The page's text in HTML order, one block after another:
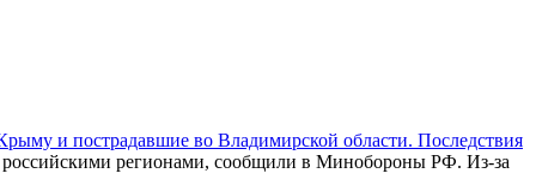
и пострадавшие во Владимирской области. Последствия
регионами, сообщили в Минобороны РФ. Из-за